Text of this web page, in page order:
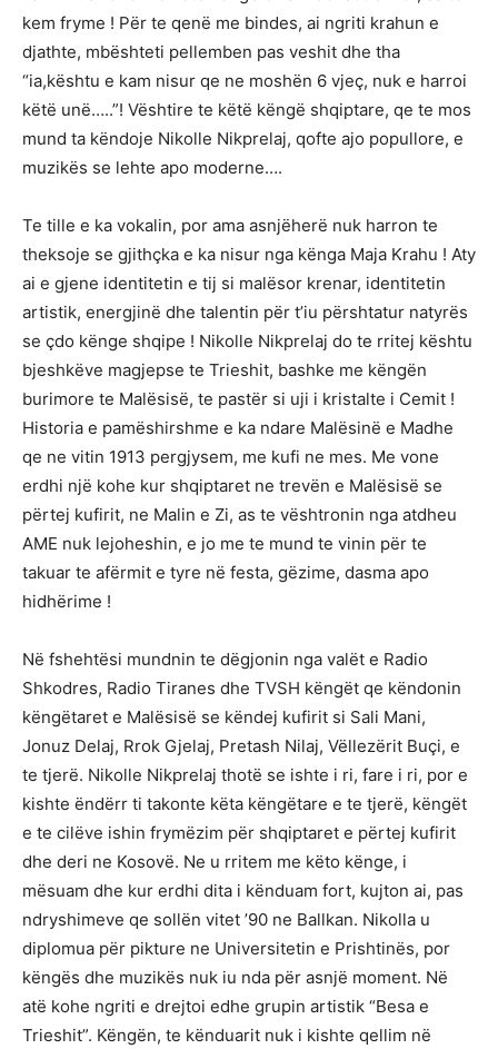
kem fryme ! Për te qenë me bindes, ai ngriti krahun e
djathte, mbështeti pellemben pas veshit dhe tha
“ia,kështu e kam nisur qe ne moshën 6 vjeç, nuk e harroi
këtë unë…..”! Vështire te këtë këngë shqiptare, qe te mos
mund ta këndoje Nikolle Nikprelaj, qofte ajo popullore, e
muzikës se lehte apo moderne….
Te tille e ka vokalin, por ama asnjëherë nuk harron te
theksoje se gjithçka e ka nisur nga kënga Maja Krahu ! Aty
ai e gjene identitetin e tij si malësor krenar, identitetin
artistik, energjinë dhe talentin për t’iu përshtatur natyrës
se çdo kënge shqipe ! Nikolle Nikprelaj do te rritej kështu
bjeshkëve magjepse te Trieshit, bashke me këngën
burimore te Malësisë, te pastër si uji i kristalte i Cemit !
Historia e pamëshirshme e ka ndare Malësinë e Madhe
qe ne vitin 1913 pergjysem, me kufi ne mes. Me vone
erdhi një kohe kur shqiptaret ne trevën e Malësisë se
përtej kufirit, ne Malin e Zi, as te vështronin nga atdheu
AME nuk lejoheshin, e jo me te mund te vinin për te
takuar te afërmit e tyre në festa, gëzime, dasma apo
hidhërime !
Në fshehtësi mundnin te dëgjonin nga valët e Radio
Shkodres, Radio Tiranes dhe TVSH këngët qe këndonin
këngëtaret e Malësisë se këndej kufirit si Sali Mani,
Jonuz Delaj, Rrok Gjelaj, Pretash Nilaj, Vëllezërit Buçi, e
te tjerë. Nikolle Nikprelaj thotë se ishte i ri, fare i ri, por e
kishte ëndërr ti takonte këta këngëtare e te tjerë, këngët
e te cilëve ishin frymëzim për shqiptaret e përtej kufirit
dhe deri ne Kosovë. Ne u rritem me këto kënge, i
mësuam dhe kur erdhi dita i kënduam fort, kujton ai, pas
ndryshimeve qe sollën vitet ’90 ne Ballkan. Nikolla u
diplomua për pikture ne Universitetin e Prishtinës, por
këngës dhe muzikës nuk iu nda për asnjë moment. Në
atë kohe ngriti e drejtoi edhe grupin artistik “Besa e
Trieshit”. Këngën, te kënduarit nuk i kishte qellim në